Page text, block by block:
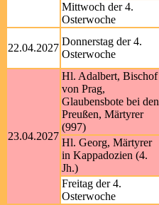
Mittwoch der 4.
Osterwoche
22.04.2027
Donnerstag der 4.
Osterwoche
23.04.2027
Hl. Adalbert, Bischof
von Prag,
Glaubensbote bei den
Preußen, Märtyrer
(997)
Hl. Georg, Märtyrer
in Kappadozien (4.
Jh.)
Freitag der 4.
Osterwoche